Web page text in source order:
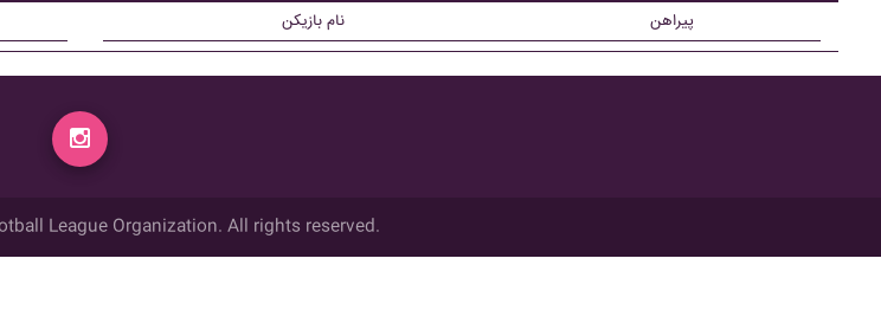
نام بازیکن پیراهن
League Organization. All rights reserved.